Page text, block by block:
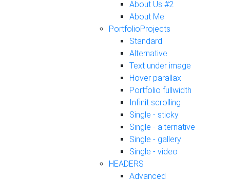
About Us #2
About Me
PortfolioProjects
Standard
Alternative
Text under image
Hover parallax
Portfolio fullwidth
Infinit scrolling
Single - sticky
Single - alternative
Single - gallery
Single - video
HEADERS
Advanced